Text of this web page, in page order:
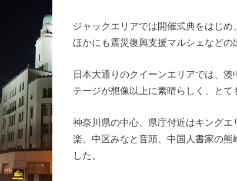
ジャックエリアでは開催式典をはじ
ほかにも震災復興支援マルシェなどの
日本大通りのクイーンエリアでは、
テージが想像以上に素晴らしく、と
神奈川県の中心、県庁付近はキング
楽、中区みなと音頭、中国人書家の
した。